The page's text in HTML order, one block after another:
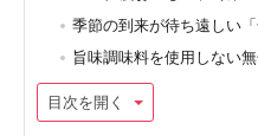
季節の到来が待ち遠しい「
旨味調味料を使用しない
目次を開く